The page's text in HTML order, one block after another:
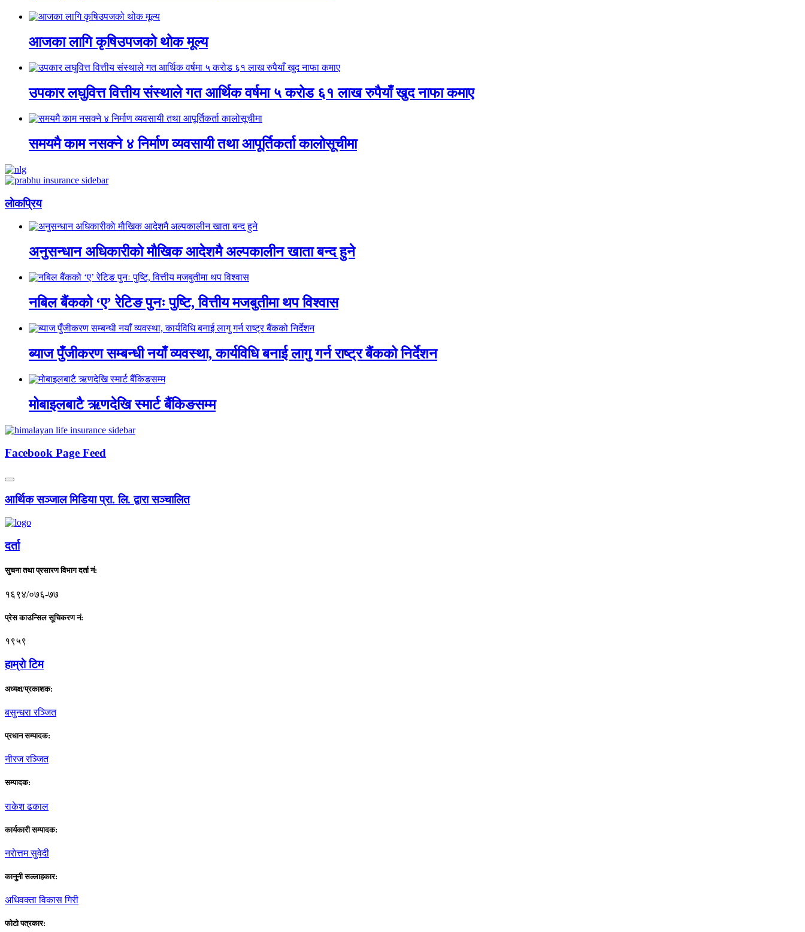
आजका लागि कृषिउपजको थोक मूल्य
उपकार लघुवित्त वित्तीय संस्थाले गत आर्थिक वर्षमा ५ करोड ६१ लाख रुपैयाँ खुद नाफा कमाए
समयमै काम नसक्ने ४ निर्माण व्यवसायी तथा आपूर्तिकर्ता कालोसूचीमा
लाेकप्रिय
अनुसन्धान अधिकारीकाे माैखिक आदेशमै अल्पकालीन खाता बन्द हुने
नबिल बैंकको ‘ए’ रेटिङ पुनः पुष्टि, वित्तीय मजबुतीमा थप विश्वास
ब्याज पुँजीकरण सम्बन्धी नयाँ व्यवस्था, कार्यविधि बनाई लागु गर्न राष्ट्र बैंकको निर्देशन
मोबाइलबाटै ऋणदेखि स्मार्ट बैंकिङसम्म
Facebook Page Feed
आर्थिक सञ्जाल मिडिया प्रा. लि. द्वारा सञ्चालित
दर्ता
सुचना तथा प्रसारण विभाग दर्ता नं:
१६९४/०७६-७७
प्रेस काउन्सिल सूचिकरण नं:
१९५९
हाम्राे टिम
अध्यक्ष/प्रकाशक:
बसुन्धरा रञ्जित
प्रधान सम्पादक:
नीरज रञ्जित
सम्पादक:
राकेश ढकाल
कार्यकारी सम्पादक:
नराेत्तम सुवेदी
कानुनी सल्लाहकार:
अधिवक्ता विकास गिरी
फाेटाे पत्रकार: